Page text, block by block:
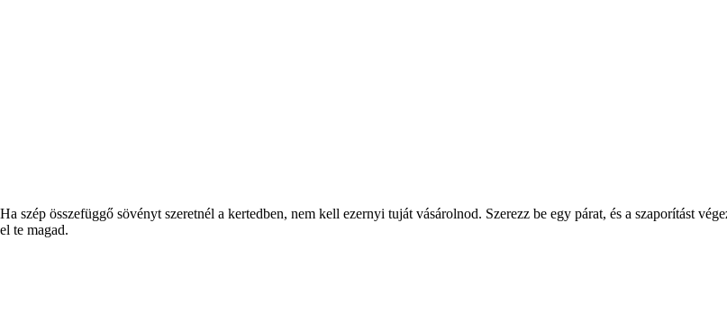
Ha szép összefüggő sövényt szeretnél a kertedben, nem kell ezernyi tuját vásárolnod. Szerezz be egy párat, és a szaporítást
el te magad.